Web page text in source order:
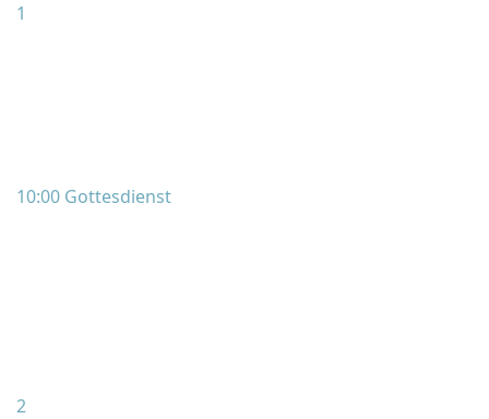
1
10:00 Gottesdienst
2